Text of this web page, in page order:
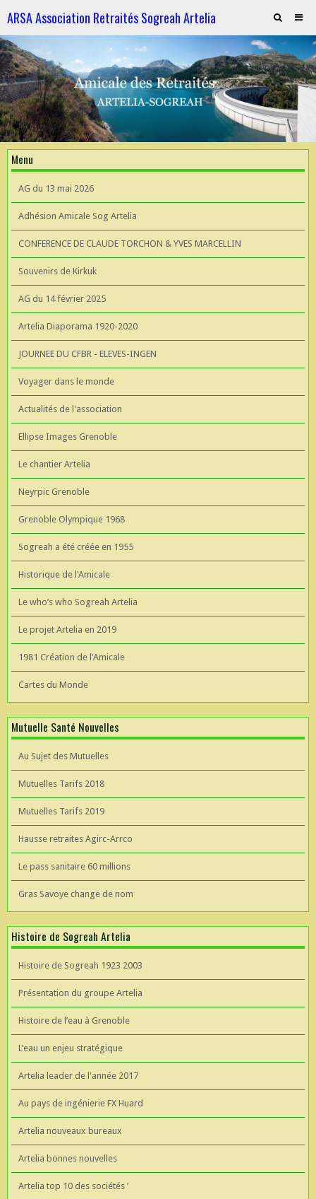
ARSA Association Retraités Sogreah Artelia
Invitation au repas le 21 novembre 2025
ARTELIA et l'Hydroélectricité
ARTELIA et l'Hydroélectricité
Souvenirs de KIrkuk
CONFERENCE DE CLAUDE TORCHON & YVES MARCELLIN A L'UIAD
AG 2026 du 13 mai
Menu
AG du 13 mai 2026
Adhésion Amicale Sog Artelia
CONFERENCE DE CLAUDE TORCHON & YVES MARCELLIN
Souvenirs de Kirkuk
AG du 14 février 2025
Artelia Diaporama 1920-2020
JOURNEE DU CFBR - ELEVES-INGEN
Voyager dans le monde
Actualités de l'association
Ellipse Images Grenoble
Le chantier Artelia
Neyrpic Grenoble
Grenoble Olympique 1968
Sogreah a été créée en 1955
Historique de l'Amicale
Le who’s who Sogreah Artelia
Le projet Artelia en 2019
1981 Création de l'Amicale
Cartes du Monde
Mutuelle Santé Nouvelles
Au Sujet des Mutuelles
Mutuelles Tarifs 2018
Mutuelles Tarifs 2019
Hausse retraites Agirc-Arrco
Le pass sanitaire 60 millions
Gras Savoye change de nom
Histoire de Sogreah Artelia
Histoire de Sogreah 1923 2003
Présentation du groupe Artelia
Histoire de l’eau à Grenoble
L’eau un enjeu stratégique
Artelia leader de l'année 2017
Au pays de ingénierie FX Huard
Artelia nouveaux bureaux
Artelia bonnes nouvelles
Artelia top 10 des sociétés ’